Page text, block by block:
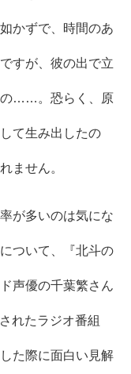
かずで、時間のあ
すが、彼の出で立
の……。恐らく、原
て生み出したの
ません。
が多いのは気にな
ついて、『北斗の
声優の千葉繁さん
れたラジオ番組
た際に面白い見解